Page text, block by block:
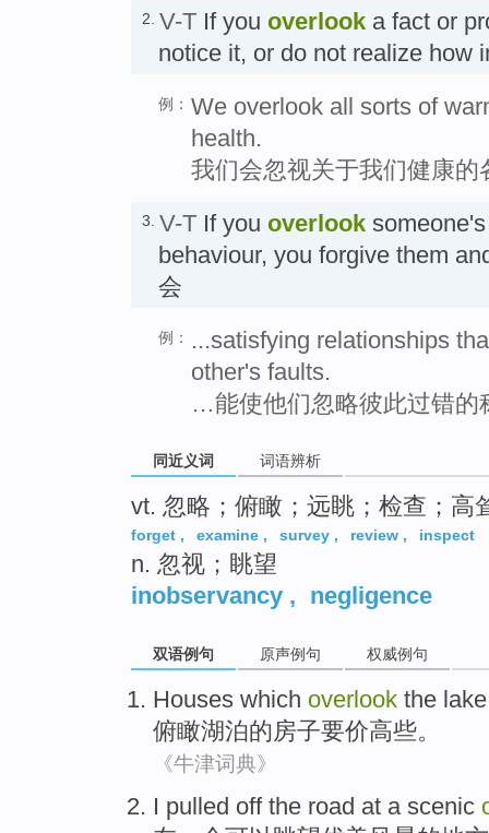
2. V-T If you overlook a fact or
notice it, or do not realize how
例： We overlook all sorts of
health.
我们会忽视关于我们健康的
3. V-T If you overlook
behaviour, you forgive them
会
例：
...satisfying relationships
other's faults.
…能使他们忽略彼此过错的
同近义词 词语辨析
vt. 忽略；俯瞰；远眺；检查；
forget , examine , survey , review , inspect
n. 忽视；眺望
inobservancy , negligence
双语例句 原声例句 权威例句
Houses which overlook the lake
俯瞰湖泊的房子要价高些。
《牛津词典》
I pulled off the road at a scenic